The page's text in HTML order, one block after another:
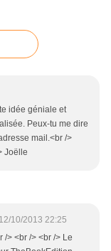
idée géniale et
Peux-tu me dire
mail.<br />
Joëlle
12/10/2013 22:25
/> <br /> <br /> Le